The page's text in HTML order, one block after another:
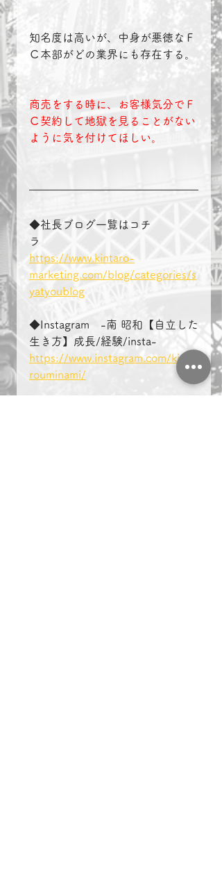
知名度は高いが、中身が悪徳なＦ
Ｃ本部がどの業界にも存在する。
商売をする時に、お客様気分でＦ
Ｃ契約して地獄を見ることがない
ように気を付けてほしい。
◆社長ブログ一覧はコチ
ラ
https://www.kintaro-
marketing.com/blog/categories/s
yatyoublog
◆Instagram　-南 昭和【自立した
生き方】成長/経験/insta-
https://www.instagram.com/kinta
rouminami/